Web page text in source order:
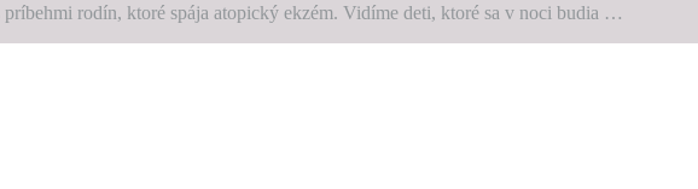
rodín, ktoré spája atopický ekzém. Vidíme deti, ktoré sa v noci budia …